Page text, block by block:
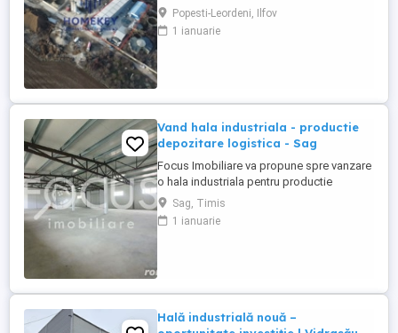
amplasată strategic pe Șoseaua de
Centură, în zona Exterior Sud — Popești-
Leordeni, una dintre cele mai active zone
Popesti-Leordeni, Ilfov
1 ianuarie
Vand hala industriala - productie
depozitare logistica - Sag
Focus Imobiliare va propune spre vanzare
o hala industriala pentru productie
depozitare logistica in localitea Sag, jud.
Timis Pozitionata strategic pe o platforma
cu mai multe hale industriala, in apropiere
Sag, Timis
1 ianuarie
Hală industrială nouă –